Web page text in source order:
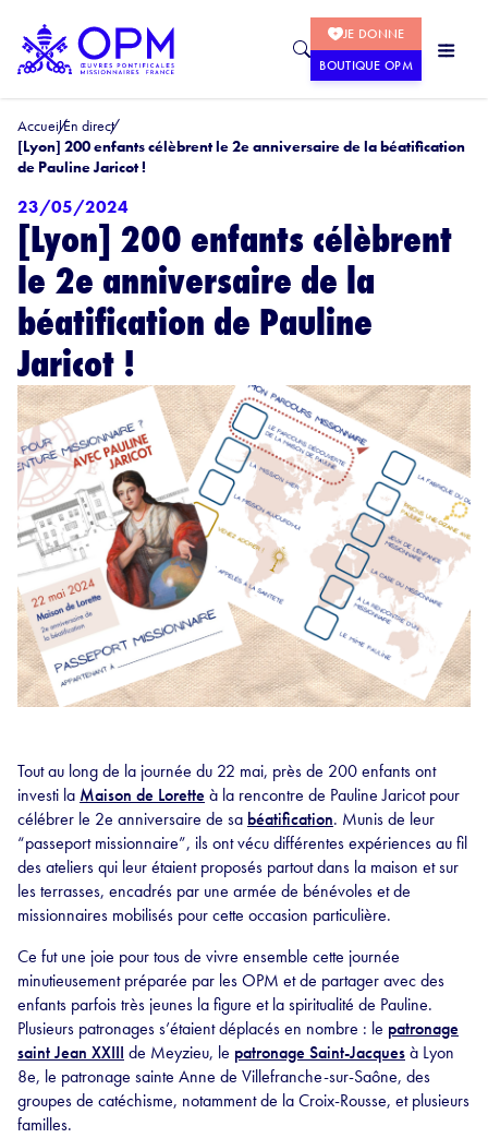
JE DONNE
BOUTIQUE OPM
AccueilEn direct
[Lyon] 200 enfants célèbrent le 2e anniversaire de la béatification
de Pauline Jaricot !
23/05/2024
[Lyon] 200 enfants célèbrent
le 2e anniversaire de la
béatification de Pauline
Jaricot !
Tout au long de la journée du 22 mai, près de 200 enfants ont
investi la Maison de Lorette à la rencontre de Pauline Jaricot pour
célébrer le 2e anniversaire de sa béatification. Munis de leur
“passeport missionnaire”, ils ont vécu différentes expériences au fil
des ateliers qui leur étaient proposés partout dans la maison et sur
les terrasses, encadrés par une armée de bénévoles et de
missionnaires mobilisés pour cette occasion particulière.
Ce fut une joie pour tous de vivre ensemble cette journée
minutieusement préparée par les OPM et de partager avec des
enfants parfois très jeunes la figure et la spiritualité de Pauline.
Plusieurs patronages s’étaient déplacés en nombre : le patronage
saint Jean XXIII de Meyzieu, le patronage Saint-Jacquesà Lyon
8e, le patronage sainte Anne de Villefranche-sur-Saône, des
groupes de catéchisme, notamment de la Croix-Rousse, et plusieurs
familles.